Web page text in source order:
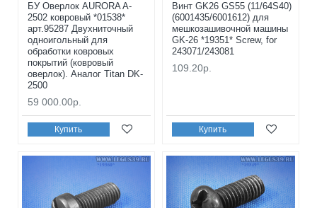
БУ Оверлок AURORA A-
2502 ковровый *01538*
арт.95287 Двухниточный
одноигольный для
обработки ковровых
покрытий (ковровый
оверлок). Аналог Titan DK-
2500
59 000.00р.
Купить
Винт GK26 GS55 (11/64S40)
(6001435/6001612) для
мешкозашивочной машины
GK-26 *19351* Screw, for
243071/243081
109.20р.
Купить